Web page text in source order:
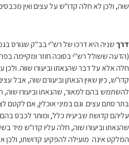
שוה, ולכן לא חלה קדו"ש על עצים ואין
דרךשניה היא דרכו של רש"י בב"ק שגורס
(הדעה ששולל רש"י בסוכה חוזר ומקיימה
חלה אלא על דבר שהנאתו וביעורו שווה.
קדו"ש, כיון שאין הנאתן וביעורם שוה, אבל
להשתמש בהם למאור, שהנאתו וביעורו שוה,
בתר סתם עצים. וגם במיני אוכלין, אם לקטם
עליהם קדושת שביעית כלל, ומותר לכבס
שהנאתו וביעורו שוה, חלה עליו קדו"ש מיד
המלקט אינה מועילה להפקיע קדושתו, ולכן